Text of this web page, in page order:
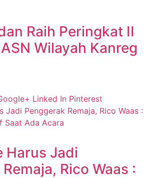
Raih Peringkat II
Wilayah Kanreg
Linked In Pinterest
Harus Jadi
Rico Waas :